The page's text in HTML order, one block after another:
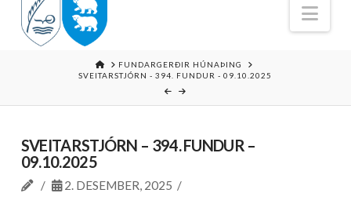
HOMEFUNDARGERÐIR HÚNAÞING
SVEITARSTJÓRN - 394. FUNDUR - 09.10.2025
SVEITARSTJÓRN – 394. FUNDUR –
09.10.2025
2. DESEMBER, 2025